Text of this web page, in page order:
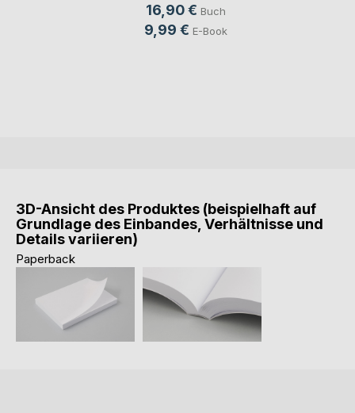
16,90 € Buch
9,99 € E-Book
3D-Ansicht des Produktes (beispielhaft auf
Grundlage des Einbandes, Verhältnisse und
Details variieren)
Paperback